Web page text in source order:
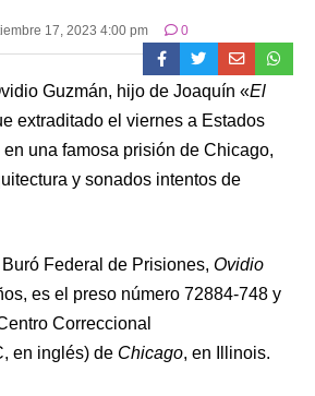
17, 2023 4:00 pm 0
Guzmán, hijo de Joaquín «El
extraditado el viernes a Estados
una famosa prisión de Chicago,
y sonados intentos de
Federal de Prisiones, Ovidio
es el preso número 72884-748 y
Correccional
en inglés) de Chicago, en Illinois.